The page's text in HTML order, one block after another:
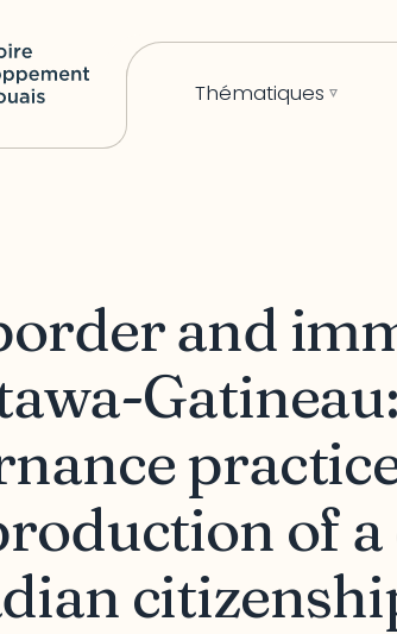
Thématiques
and
Gatineau:
of